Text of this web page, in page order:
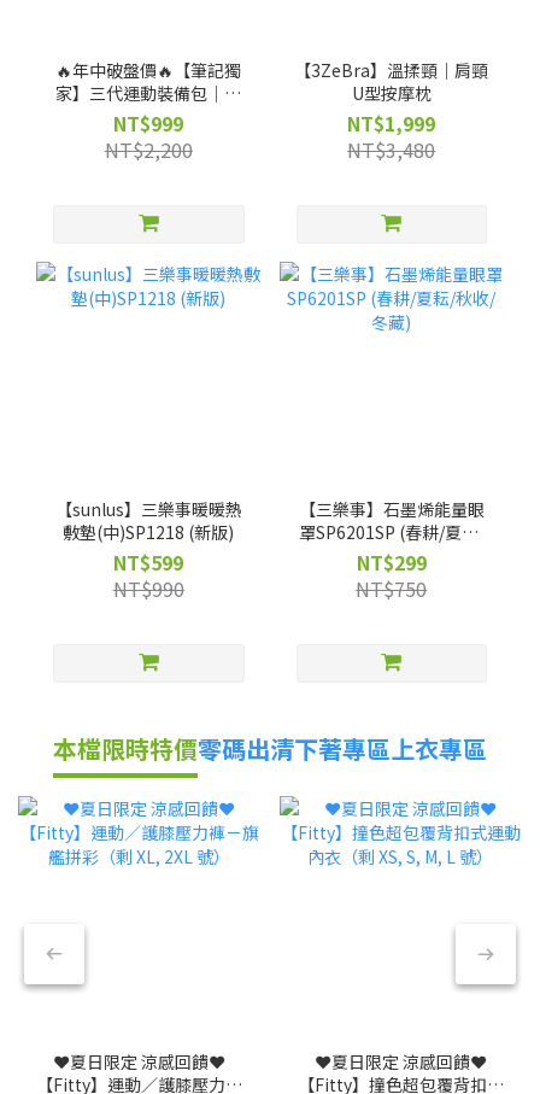
🔥年中破盤價🔥【筆記獨
家】三代運動裝備包｜運
動、生活、旅行，全場景
機能裝備包 ★ (贈)【筆記
獨家】客製不織布袋
NT$999
NT$2,200
【3ZeBra】溫揉頸｜肩頸
U型按摩枕
NT$1,999
NT$3,480
【sunlus】三樂事暖暖熱
敷墊(中)SP1218 (新版)
NT$599
NT$990
【三樂事】石墨烯能量眼
罩SP6201SP (春耕/夏耘/
秋收/冬藏)
NT$299
NT$750
本檔限時特價零碼出清下著專區上衣專區
❤️夏日限定 涼感回饋❤️
【Fitty】運動／護膝壓力褲
❤️夏日限定 涼感回饋❤️
【Fitty】撞色超包覆背扣式